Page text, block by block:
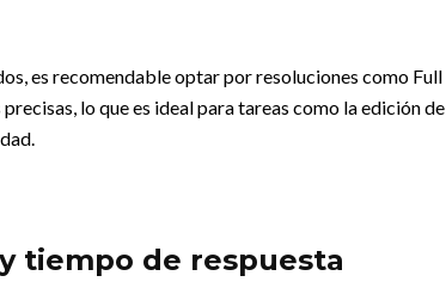
es recomendable optar por resoluciones como Full
lo que es ideal para tareas como la edición de
tiempo de respuesta